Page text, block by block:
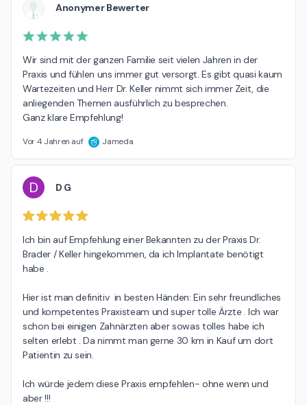
Anonymer Bewerter
Wir sind mit der ganzen Familie seit vielen Jahren in der
Praxis und fühlen uns immer gut versorgt. Es gibt quasi kaum
Wartezeiten und Herr Dr. Keller nimmt sich immer Zeit, die
anliegenden Themen ausführlich zu besprechen.
Ganz klare Empfehlung!
Vor 4 Jahren auf Jameda
D D G
Ich bin auf Empfehlung einer Bekannten zu der Praxis Dr.
Brader / Keller hingekommen, da ich Implantate benötigt
habe .
Hier ist man definitiv  in besten Händen: Ein sehr freundliches
und kompetentes Praxisteam und super tolle Ärzte . Ich war
schon bei einigen Zahnärzten aber sowas tolles habe ich
selten erlebt . Da nimmt man gerne 30 km in Kauf um dort
Patientin zu sein.
Ich würde jedem diese Praxis empfehlen- ohne wenn und
aber !!!